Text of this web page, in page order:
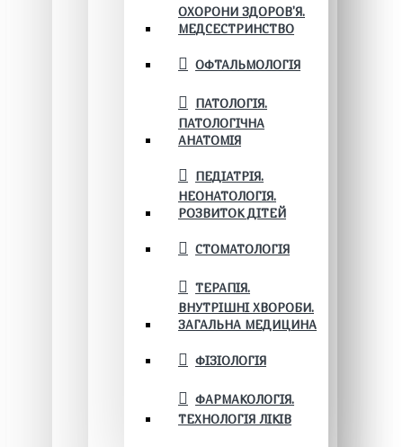
ОХОРОНИ ЗДОРОВ'Я.
МЕДСЕСТРИНСТВО
ОФТАЛЬМОЛОГІЯ
ПАТОЛОГІЯ.
ПАТОЛОГІЧНА
АНАТОМІЯ
ПЕДІАТРІЯ.
НЕОНАТОЛОГІЯ.
РОЗВИТОК ДІТЕЙ
СТОМАТОЛОГІЯ
ТЕРАПІЯ.
ВНУТРІШНІ ХВОРОБИ.
ЗАГАЛЬНА МЕДИЦИНА
ФІЗІОЛОГІЯ
ФАРМАКОЛОГІЯ.
ТЕХНОЛОГІЯ ЛІКІВ